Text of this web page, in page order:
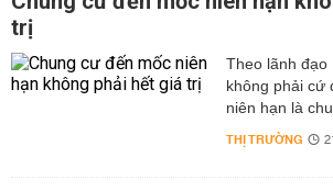
trị
Theo lãnh đạo
không phải cứ
niên hạn là
THỊ TRƯỜNG